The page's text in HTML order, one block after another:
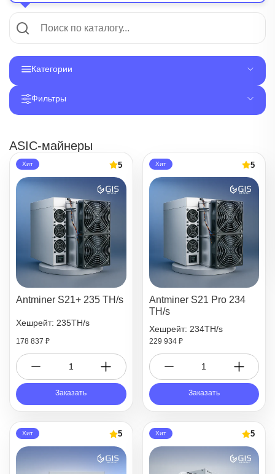
Canaan ElphaPex SHA-256 Scrypt X11
BTC LTC+DOGE ZEC
Категории
Фильтры
ASIC-майнеры
5
Хит
Antminer S21+ 235 TH/s
Хешрейт: 235TH/s
178 837 ₽
Заказать
5
Хит
Antminer S21 Pro 234
TH/s
Хешрейт: 234TH/s
229 934 ₽
Заказать
5
Хит 5
Хит